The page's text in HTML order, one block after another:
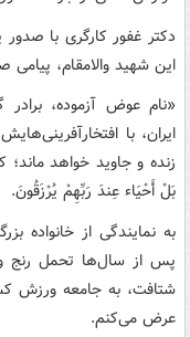
دکتر غفور کارگری با
این شهید والامقام، پیامی
«نام عوض آزموده، برادر
ایران، با
زنده و جاوید خواهد ماند؛
بَلْ أَحْیَاء عِندَ رَبِّهِمْ یُرْزَقُونَ.
به نمایندگی از خانواده
پس از سال‌ها تحمل رنج
شتافت، به جامعه ورزش
عرض می‌کنم.